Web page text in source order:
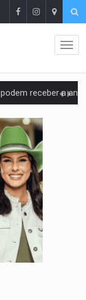
Pré-candidato Adrian Jhonnson defende renovação da
milhões para rodeios e feiras
abertura do Campeonato
mil estudantes inscritos
nota após morte de Carlos Caputo em
DA SILVA FILHO
sofrem grave acidente após
o que fazer para evitar